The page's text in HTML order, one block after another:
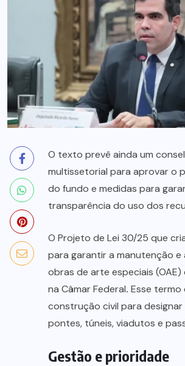
O texto prevê ainda um
multissetorial para aprovar o
do fundo e medidas para
transparência do uso dos
O Projeto de Lei 30/25 que
para garantir a manutenção
obras de arte especiais (OAE)
na Câmar Federal. Esse termo
construção civil para designar
pontes, túneis, viadutos e
Gestão e prioridade